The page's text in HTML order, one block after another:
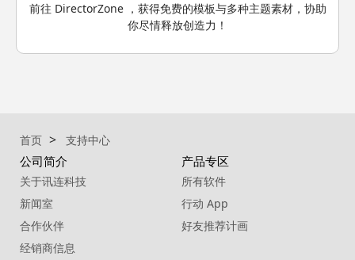
前往 DirectorZone ，获得免费的模板与多种主题素材，协助
你尽情释放创造力！
首页 支持中心
公司简介
关于讯连科技
新闻室
合作伙伴
经销商信息
产品专区
所有软件
行动 App
好友推荐计画